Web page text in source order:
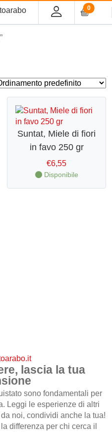
0
Suntat, Miele di fiori
in favo 250 gr
€6,55
Disponibile
lascia la tua
sono fondamentali per
Leggi le esperienze di altri
noi, condividi anche la tua!
differenza per chi cerca il